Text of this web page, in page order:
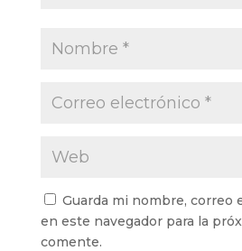
Guarda mi nombre, correo
en este navegador para la
comente.